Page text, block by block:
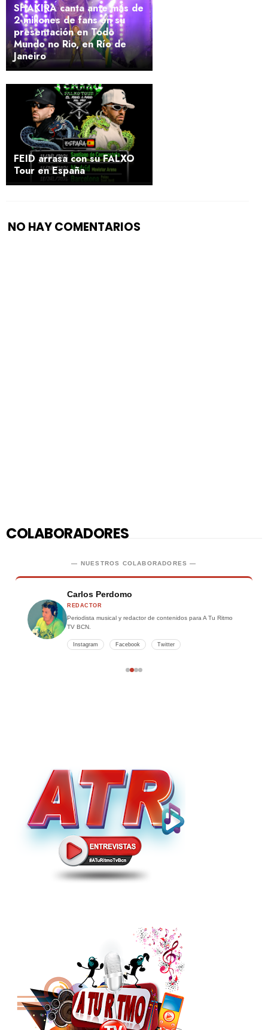
SHAKIRA canta ante más de
2 millones de fans en su
presentación en Todo
Mundo no Rio, en Río de
Janeiro
FEID arrasa con su FALXO
Tour en España
NO HAY COMENTARIOS
COLABORADORES
— NUESTROS COLABORADORES —
Carlos Perdomo
REDACTOR
Periodista musical y redactor de contenidos para A Tu Ritmo
TV BCN.
Instagram Facebook Twitter